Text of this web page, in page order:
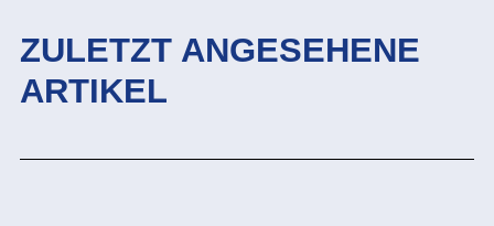
ZULETZT ANGESEHENE
ARTIKEL